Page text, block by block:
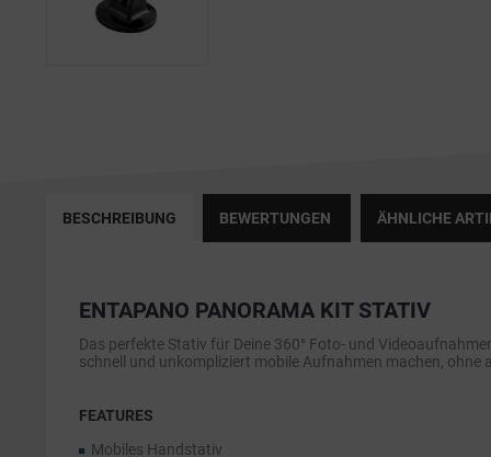
BESCHREIBUNG BEWERTUNGEN ÄHNLICHE
ENTAPANO PANORAMA KIT STATIV
Das perfekte Stativ für Deine 360° Foto- und
schnell und unkompliziert mobile Aufnahmen machen, ohne
FEATURES
Mobiles Handstativ